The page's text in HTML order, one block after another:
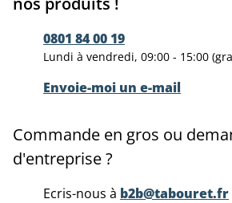
0801 84 00 19
Lundi à vendredi, 09:00 - 15:00
Envoie-moi un e-mail
Commande en gros ou
d'entreprise ?
Ecris-nous à b2b@tabouret.fr